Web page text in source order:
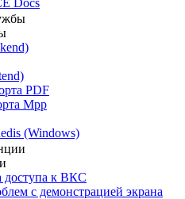
Docs
PDF
Mpp
(Windows)
доступа к ВКС
с демонстрацией экрана